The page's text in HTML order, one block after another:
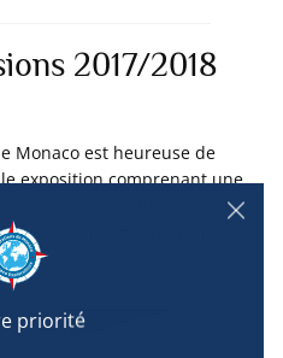
2017/2018
Monaco est heureuse de
exposition comprenant une
de très belles photographies
Salle de conférences
de Monaco.